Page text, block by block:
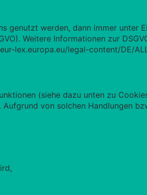
genutzt werden, dann immer unter
Weitere Informationen zur
lex.europa.eu/legal-content/DE/
(siehe dazu unten zu
von solchen Handlungen